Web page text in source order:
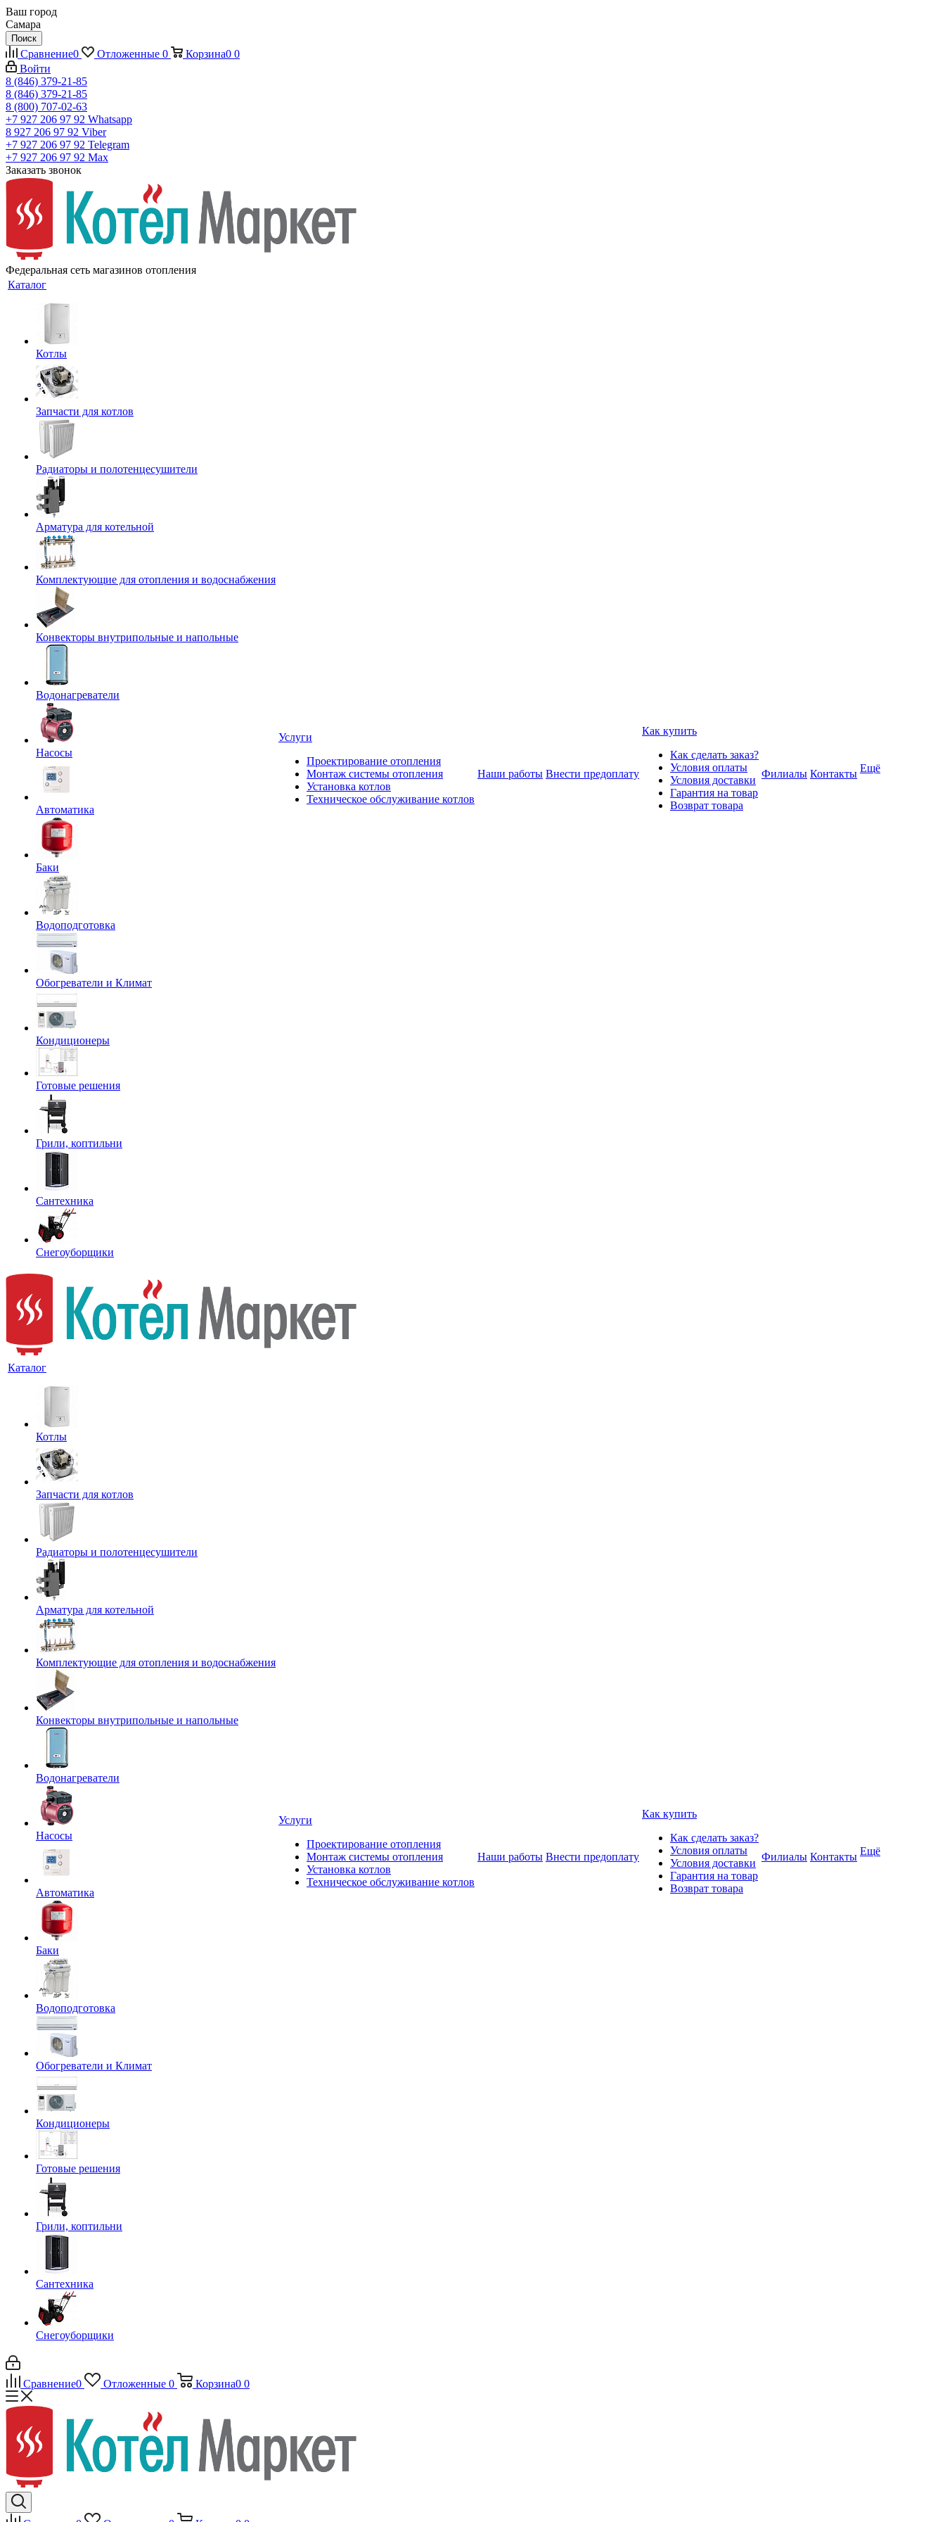
Ваш город
Самара
Поиск
Сравнение0 Отложенные 0 Корзина0 0
Войти
8 (846) 379-21-85
8 (846) 379-21-85
8 (800) 707-02-63
+7 927 206 97 92 Whatsapp
8 927 206 97 92 Viber
+7 927 206 97 92 Telegram
+7 927 206 97 92 Max
Заказать звонок
Федеральная сеть магазинов отопления
Каталог
Котлы
Запчасти для котлов
Радиаторы и полотенцесушители
Арматура для котельной
Комплектующие для отопления и водоснабжения
Конвекторы внутрипольные и напольные
Водонагреватели
Насосы
Автоматика
Баки
Водоподготовка
Обогреватели и Климат
Кондиционеры
Готовые решения
Грили, коптильни
Сантехника
Снегоуборщики
Услуги
Проектирование отопления
Монтаж системы отопления
Установка котлов
Техническое обслуживание котлов
Наши работы Внести предоплату
Как купить
Как сделать заказ?
Условия оплаты
Условия доставки
Гарантия на товар
Возврат товара
Филиалы Контакты Ещё
Каталог
Котлы
Запчасти для котлов
Радиаторы и полотенцесушители
Арматура для котельной
Комплектующие для отопления и водоснабжения
Конвекторы внутрипольные и напольные
Водонагреватели
Насосы
Автоматика
Баки
Водоподготовка
Обогреватели и Климат
Кондиционеры
Готовые решения
Грили, коптильни
Сантехника
Снегоуборщики
Услуги
Проектирование отопления
Монтаж системы отопления
Установка котлов
Техническое обслуживание котлов
Наши работы Внести предоплату
Как купить
Как сделать заказ?
Условия оплаты
Условия доставки
Гарантия на товар
Возврат товара
Филиалы Контакты Ещё
Сравнение0 Отложенные 0 Корзина0 0